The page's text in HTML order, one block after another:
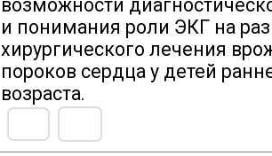
возможности
и понимания роли ЭКГ на
хирургического лечения
пороков сердца у детей
возраста.